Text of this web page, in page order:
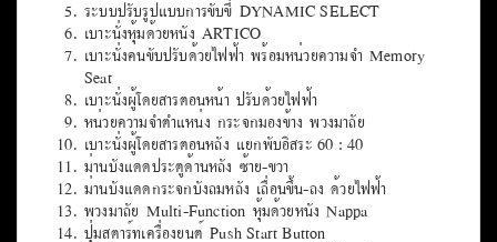
Interior ภายในห้องโดยสาร
ฟังก์ชั่น ECO Start / Stop
ภายในห้องโดยสารสีดำ Black
วัสดุตกแต่งภายในห้องโดยสาร H41 Light longitudinal-grain
aluminium
ระบบปรับอากาศแบบอัตโนมัติ THERMATIC Dual Zone (2-
Zone)
ระบบปรับรูปแบบการขับขี่ DYNAMIC SELECT
เบาะนั่งหุ้มด้วยหนัง ARTICO